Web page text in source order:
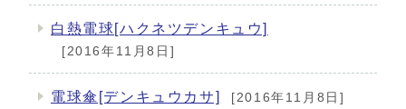
白熱電球[ハクネツデンキュウ]
[2016年11月8日]
電球傘[デンキュウカサ] [2016年11月8日]